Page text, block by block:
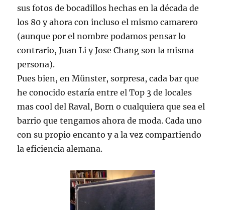
sus fotos de bocadillos hechas en la década de
los 80 y ahora con incluso el mismo camarero
(aunque por el nombre podamos pensar lo
contrario, Juan Li y Jose Chang son la misma
persona).
Pues bien, en Münster, sorpresa, cada bar que
he conocido estaría entre el Top 3 de locales
mas cool del Raval, Born o cualquiera que sea el
barrio que tengamos ahora de moda. Cada uno
con su propio encanto y a la vez compartiendo
la eficiencia alemana.